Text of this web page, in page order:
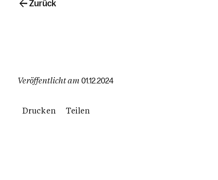
Veröffentlicht am 01.12.2024
Drucken Teilen
Zurück